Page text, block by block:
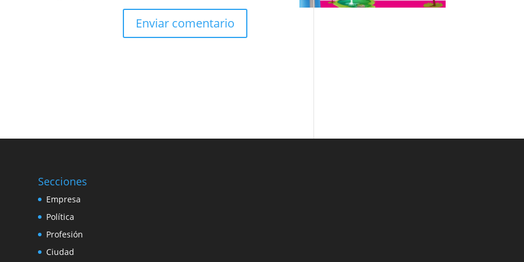
Secciones
Empresa
Política
Profesión
Ciudad